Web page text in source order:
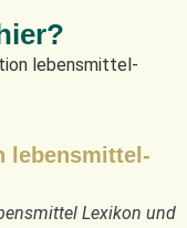
lebensmittel-
Lexikon und